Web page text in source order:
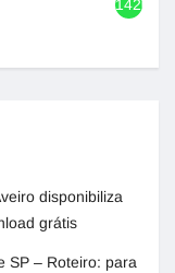
1420
disponibiliza
grátis
SP – Roteiro: para